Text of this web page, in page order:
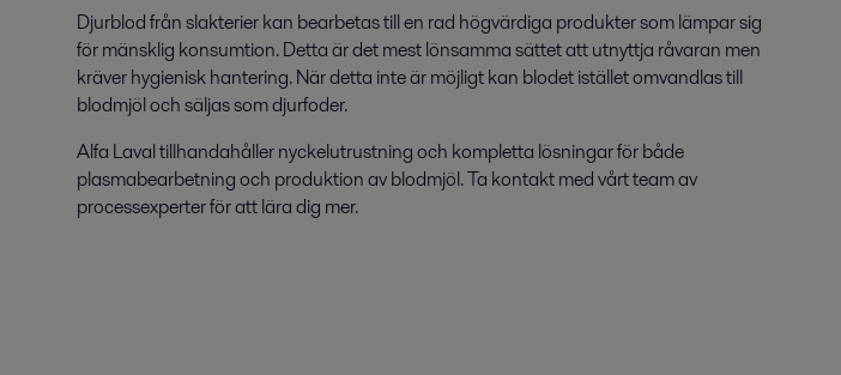
Djurblod från slakterier kan bearbetas till en rad högvärdiga produkter som lämpar sig
för mänsklig konsumtion. Detta är det mest lönsamma sättet att utnyttja råvaran men
kräver hygienisk hantering. När detta inte är möjligt kan blodet istället omvandlas till
blodmjöl och säljas som djurfoder.
Alfa Laval tillhandahåller nyckelutrustning och kompletta lösningar för både
plasmabearbetning och produktion av blodmjöl. Ta kontakt med vårt team av
processexperter för att lära dig mer.